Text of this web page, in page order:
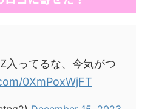
入ってるな、今気がつ
0XmPoxWjFT